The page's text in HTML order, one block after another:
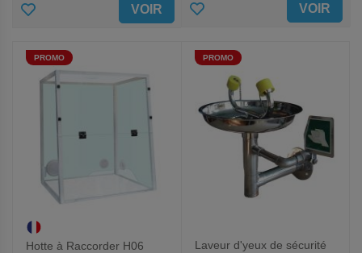
AJOUTER
FAVORIS
VOIR AJOUTER
FAVORIS
VOIR
PROMO
Hotte à Raccorder H06
PROMO
Laveur d'yeux de sécurité